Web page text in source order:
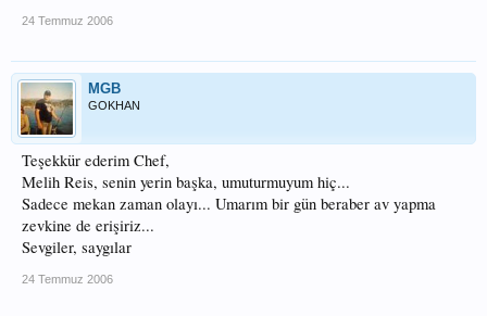
24 Temmuz 2006
MGB
GOKHAN
Teşekkür ederim Chef,
Melih Reis, senin yerin başka, umuturmuyum hiç...
Sadece mekan zaman olayı... Umarım bir gün beraber av yapma
zevkine de erişiriz...
Sevgiler, saygılar
24 Temmuz 2006